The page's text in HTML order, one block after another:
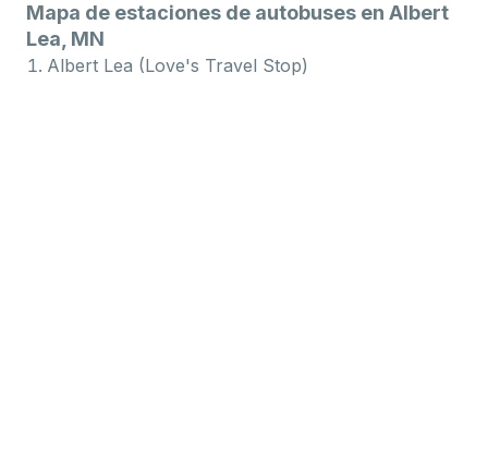
Mapa de estaciones de autobuses en Albert
Lea, MN
Albert Lea (Love's Travel Stop)